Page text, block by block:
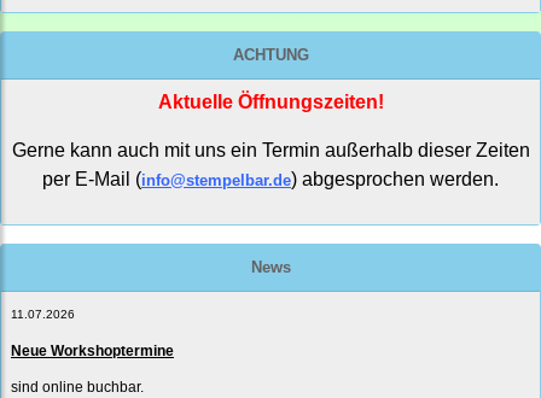
ACHTUNG
Aktuelle Öffnungszeiten!
Gerne kann auch mit uns ein Termin außerhalb dieser Zeiten
per E-Mail (info@stempelbar.de) abgesprochen werden.
News
11.07.2026
Neue Workshoptermine
sind online buchbar.